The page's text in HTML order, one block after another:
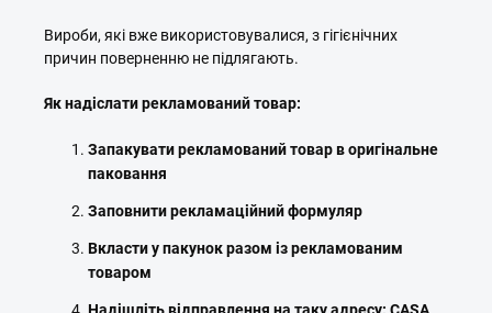
Вироби, які вже використовувалися, з гігієнічних
причин поверненню не підлягають.
Як надіслати рекламований товар:
Запакувати рекламований товар в оригінальне
паковання
Заповнити рекламаційний формуляр
Вкласти у пакунок разом із рекламованим
товаром